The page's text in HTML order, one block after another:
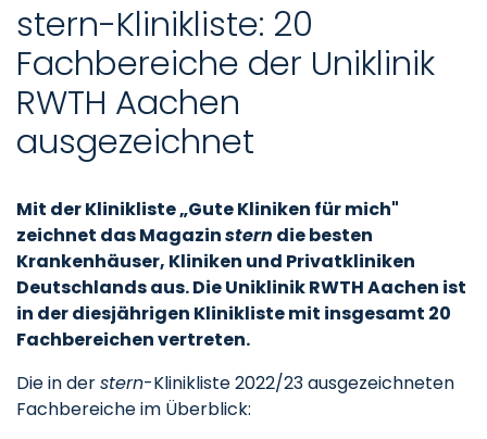
stern-Klinikliste: 20
Fachbereiche der Uniklinik
RWTH Aachen
ausgezeichnet
Mit der Klinikliste „Gute Kliniken für mich"
zeichnet das Magazinstern die besten
Krankenhäuser, Kliniken und Privatkliniken
Deutschlands aus. Die Uniklinik RWTH Aachen ist
in der diesjährigen Klinikliste mit insgesamt 20
Fachbereichen vertreten.
Die in derstern-Klinikliste 2022/23 ausgezeichneten
Fachbereiche im Überblick: